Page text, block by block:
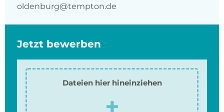
oldenburg@tempton.de
Jetzt bewerben
Dateien hier hineinziehen